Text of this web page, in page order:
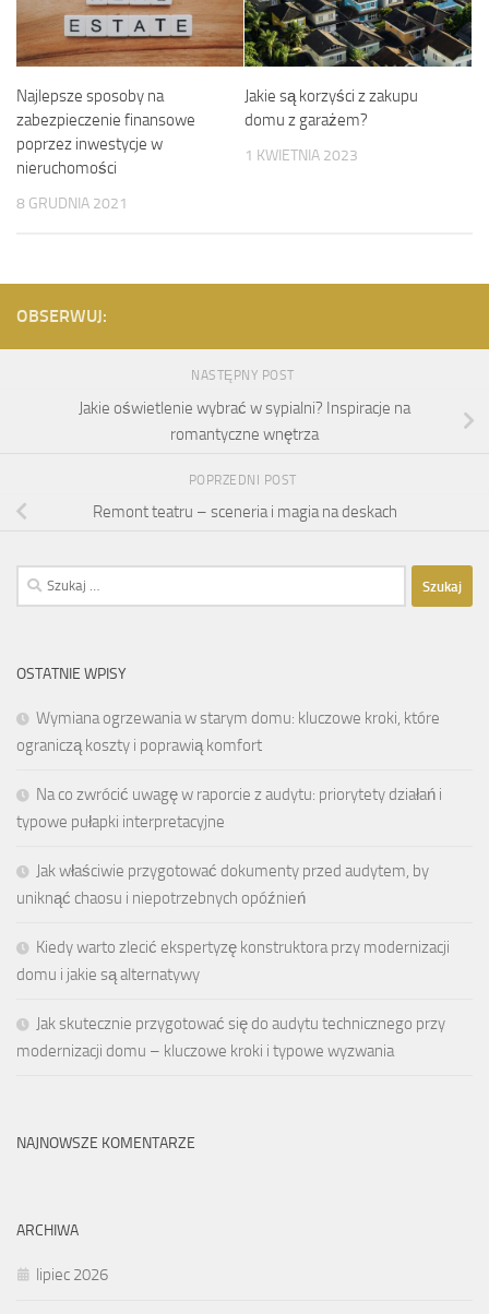
Najlepsze sposoby na
zabezpieczenie finansowe
poprzez inwestycje w
nieruchomości
8 GRUDNIA 2021
Jakie są korzyści z zakupu
domu z garażem?
1 KWIETNIA 2023
OBSERWUJ:
NASTĘPNY POST
Jakie oświetlenie wybrać w sypialni? Inspiracje na
romantyczne wnętrza
POPRZEDNI POST
Remont teatru – sceneria i magia na deskach
Szukaj:
OSTATNIE WPISY
Wymiana ogrzewania w starym domu: kluczowe kroki, które
ograniczą koszty i poprawią komfort
Na co zwrócić uwagę w raporcie z audytu: priorytety działań i
typowe pułapki interpretacyjne
Jak właściwie przygotować dokumenty przed audytem, by
uniknąć chaosu i niepotrzebnych opóźnień
Kiedy warto zlecić ekspertyzę konstruktora przy modernizacji
domu i jakie są alternatywy
Jak skutecznie przygotować się do audytu technicznego przy
modernizacji domu – kluczowe kroki i typowe wyzwania
NAJNOWSZE KOMENTARZE
ARCHIWA
lipiec 2026